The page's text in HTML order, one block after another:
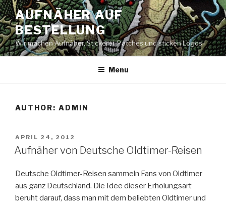
Skip
to
content
AUFNÄHER AUF
BESTELLUNG
Wir machen Aufnäher, Stickerei, Patches und sticken Logos
Menu
AUTHOR: ADMIN
POSTED
ON
APRIL 24, 2012
Aufnäher von Deutsche Oldtimer-Reisen
Deutsche Oldtimer-Reisen sammeln Fans von Oldtimer
aus ganz Deutschland. Die Idee dieser Erholungsart
beruht darauf, dass man mit dem beliebten Oldtimer und